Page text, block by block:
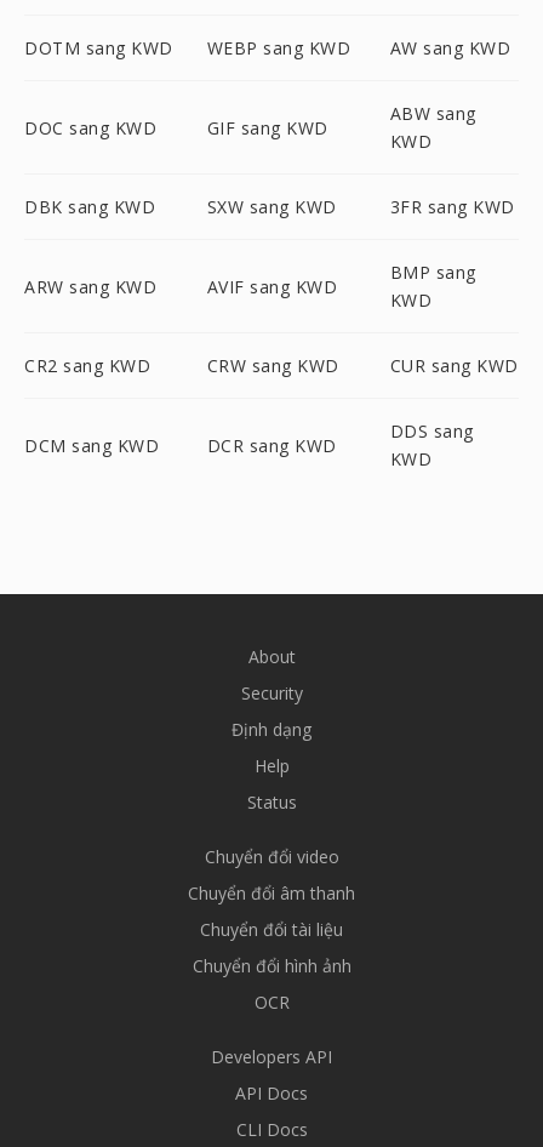
DOTM sang KWD WEBP sang KWD AW sang KWD
DOC sang KWD GIF sang KWD
ABW sang
KWD
DBK sang KWD SXW sang KWD 3FR sang KWD
ARW sang KWD AVIF sang KWD
BMP sang
KWD
CR2 sang KWD CRW sang KWD CUR sang KWD
DCM sang KWD DCR sang KWD
DDS sang
KWD
About
Security
Định dạng
Help
Status
Chuyển đổi video
Chuyển đổi âm thanh
Chuyển đổi tài liệu
Chuyển đổi hình ảnh
OCR
Developers API
API Docs
CLI Docs